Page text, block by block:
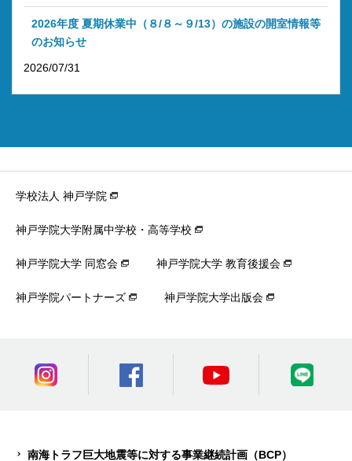
2026年度 夏期休業中（８/８～９/13）の施設の開室情報等
のお知らせ
2026/07/31
学校法人 神戸学院
神戸学院大学附属中学校・高等学校
神戸学院大学 同窓会 神戸学院大学 教育後援会
神戸学院パートナーズ 神戸学院大学出版会
南海トラフ巨大地震等に対する事業継続計画（BCP）